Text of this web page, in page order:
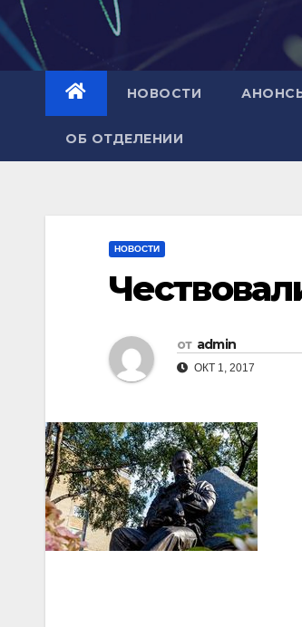
НОВОСТИ
ОБ ОТДЕЛЕНИИ
НОВОСТИ
от admin
ОКТ 1, 2017